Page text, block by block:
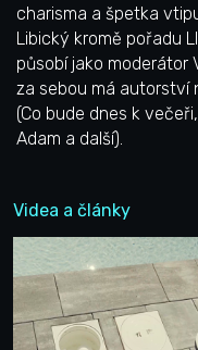
charisma a špetka
Libický kromě pořadu
působí jako moderátor
za sebou má autorství
(Co bude dnes k
Adam a další).
Videa a články